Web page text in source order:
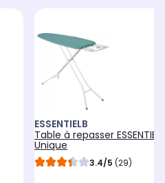
ESSENTIELB
Table à repasser
Unique
3.4/5 (29)